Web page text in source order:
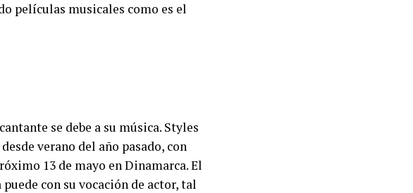
películas musicales como es el
se debe a su música. Styles
verano del año pasado, con
13 de mayo en Dinamarca. El
con su vocación de actor, tal